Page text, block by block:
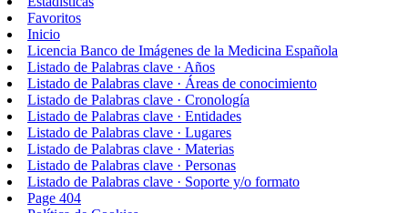
Favoritos
Inicio
Licencia Banco de Imágenes de la Medicina Española
Listado de Palabras clave · Años
Listado de Palabras clave · Áreas de conocimiento
Listado de Palabras clave · Cronología
Listado de Palabras clave · Entidades
Listado de Palabras clave · Lugares
Listado de Palabras clave · Materias
Listado de Palabras clave · Personas
Listado de Palabras clave · Soporte y/o formato
Page 404